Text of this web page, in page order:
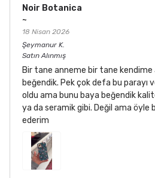
Noir Botanica
~
18 Nisan 2026
Şeymanur K.
Satın Alınmış
Bir tane anneme bir tane kendime
beğendik. Pek çok defa bu parayı
oldu ama bunu baya beğendik
ya da seramik gibi. Değil ama öyle
ederim